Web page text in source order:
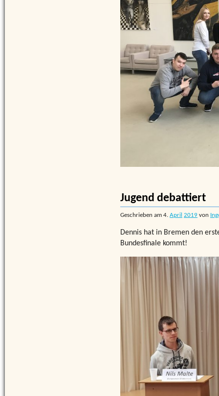
Jugend debattiert
Geschrieben am 4. April 2019 von
Dennis hat in Bremen den
Bundesfinale kommt!